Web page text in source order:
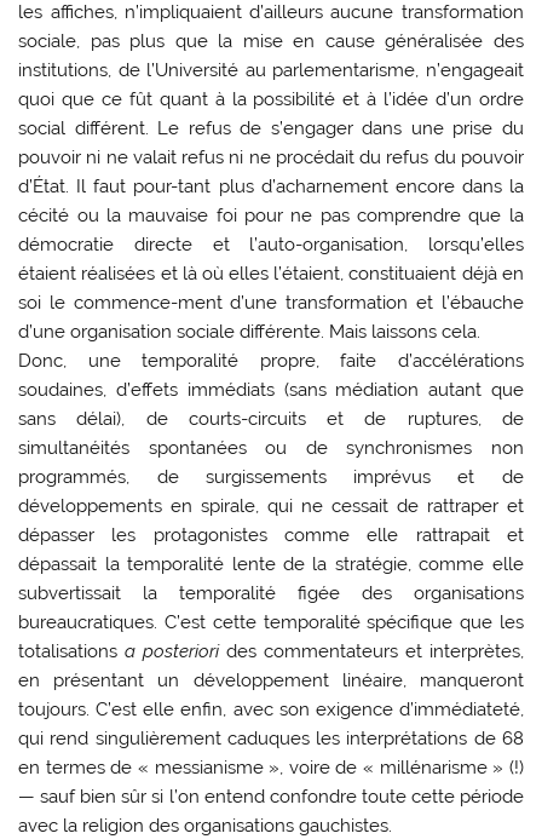
les affiches, n’impliquaient d’ailleurs aucune transformation
sociale, pas plus que la mise en cause généralisée des
institutions, de l’Université au parlementarisme, n’engageait
quoi que ce fût quant à la possibilité et à l’idée d’un ordre
social différent. Le refus de s’engager dans une prise du
pouvoir ni ne valait refus ni ne procédait du refus du pouvoir
d’État. Il faut pour-tant plus d’acharnement encore dans la
cécité ou la mauvaise foi pour ne pas comprendre que la
démocratie directe et l’auto-organisation, lorsqu’elles
étaient réalisées et là où elles l’étaient, constituaient déjà en
soi le commence-ment d’une transformation et l’ébauche
d’une organisation sociale différente. Mais laissons cela.
Donc, une temporalité propre, faite d’accélérations
soudaines, d’effets immédiats (sans médiation autant que
sans délai), de courts-circuits et de ruptures, de
simultanéités spontanées ou de synchronismes non
programmés, de surgissements imprévus et de
développements en spirale, qui ne cessait de rattraper et
dépasser les protagonistes comme elle rattrapait et
dépassait la temporalité lente de la stratégie, comme elle
subvertissait la temporalité figée des organisations
bureaucratiques. C’est cette temporalité spécifique que les
totalisationsa posteriorides commentateurs et interprètes,
en présentant un développement linéaire, manqueront
toujours. C’est elle enfin, avec son exigence d’immédiateté,
qui rend singulièrement caduques les interprétations de 68
en termes de « messianisme », voire de « millénarisme » (!)
— sauf bien sûr si l’on entend confondre toute cette période
avec la religion des organisations gauchistes.